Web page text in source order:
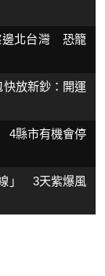
邊北台灣 恐籠
放新鈔：開運
4縣市有機會停
」 3天紫爆風